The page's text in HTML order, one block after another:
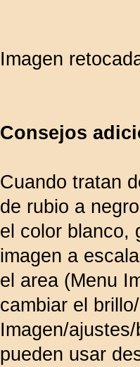
Imagen
Consejos
Cuando tratan
de rubio a
el color blanco,
imagen a
el area (Menu
cambiar el
Imagen/
pueden usar